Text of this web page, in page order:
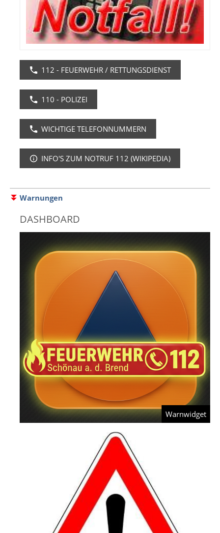
112 - FEUERWEHR / RETTUNGSDIENST
110 - POLIZEI
WICHTIGE TELEFONNUMMERN
INFO'S ZUM NOTRUF 112 (WIKIPEDIA)
Warnungen
DASHBOARD
Warnwidget